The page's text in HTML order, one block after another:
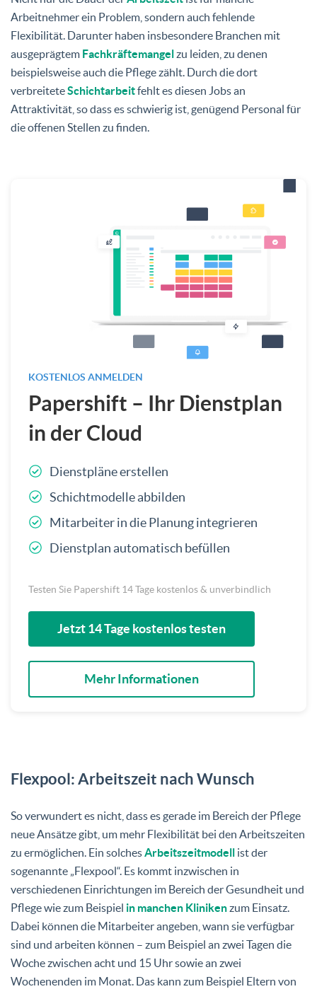
Arbeitnehmer ein Problem, sondern auch fehlende
Flexibilität. Darunter haben insbesondere Branchen mit
ausgeprägtem Fachkräftemangelzu leiden, zu denen
beispielsweise auch die Pflege zählt. Durch die dort
verbreiteteSchichtarbeitfehlt es diesen Jobs an
Attraktivität, so dass es schwierig ist, genügend Personal für
die offenen Stellen zu finden.
KOSTENLOS ANMELDEN
Papershift – Ihr Dienstplan
in der Cloud
Dienstpläne erstellen
Schichtmodelle abbilden
Mitarbeiter in die Planung integrieren
Dienstplan automatisch befüllen
Testen Sie Papershift 14 Tage kostenlos & unverbindlich
Jetzt 14 Tage kostenlos testen
Mehr Informationen
Flexpool: Arbeitszeit nach Wunsch
So verwundert es nicht, dass es gerade im Bereich der Pflege
neue Ansätze gibt, um mehr Flexibilität bei den Arbeitszeiten
zu ermöglichen. Ein solchesArbeitszeitmodell ist der
sogenannte „Flexpool“. Es kommt inzwischen in
verschiedenen Einrichtungen im Bereich der Gesundheit und
Pflege wie zum Beispiel in manchen Klinikenzum Einsatz.
Dabei können die Mitarbeiter angeben, wann sie verfügbar
sind und arbeiten können – zum Beispiel an zwei Tagen die
Woche zwischen acht und 15 Uhr sowie an zwei
Wochenenden im Monat. Das kann zum Beispiel Eltern von